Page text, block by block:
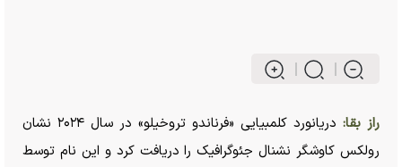
راز بقا:
دریانورد کلمبیایی «فرناندو تروخیلو» در سال ۲۰۲۴ نشان
رولکس کاوشگر نشنال جئوگرافیک را دریافت کرد و این نام توسط